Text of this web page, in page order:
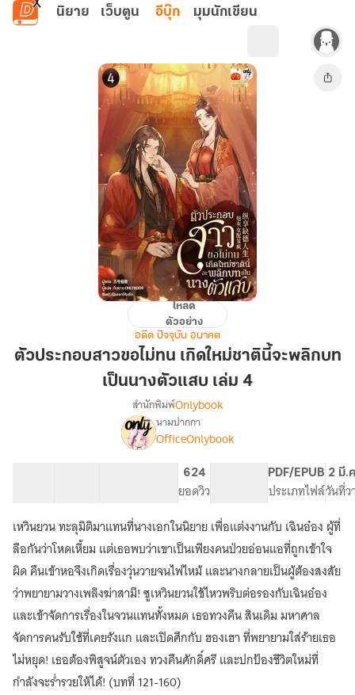
ข้ามไปยังเนื้อหาหลัก
นิยาย เว็บตูน อีบุ๊ก มุมนักเขียน
ตัวประกอบ
ขอ
ไม่
ทน
ใหม่
นี้
พลิก
บท
เป็น
นาง
ตัว
แสบ
เล่ม
4
โหลด
ตัวอย่าง
อดีต ปัจจุบัน อนาคต
ตัวประกอบสาวขอไม่ทน เกิดใหม่ชาตินี้จะพลิกบท
เป็นนางตัวแสบ เล่ม 4
เรื่อง[จบ]
ตัวประกอบ
สาว
ขอ
ไม่
ทน
เกิด
ใหม่
ชาติ
นี้
จะ
พลิก
บท
เป็น
นาง
ตัว
แสบ
สำนักพิมพ์Onlybook
นามปากกา
OfficeOnlybook
624
ยอดวิว
PDF/EPUB
ประเภทไฟล์
2 มี.
วันที่ว
เหวินยวน ทะลุมิติมาแทนที่นางเอกในนิยาย เพื่อแต่งงานกับ เฉินอ๋อง ผู้ที่
ลือกันว่าโหดเหี้ยม แต่เธอพบว่าเขาเป็นเพียงคนป่วยอ่อนแอที่ถูกเข้าใจ
ผิด คืนเข้าหอจึงเกิดเรื่องวุ่นวายจนไฟไหม้ และนางกลายเป็นผู้ต้องสงสัย
ว่าพยายามวางเพลิงฆ่าสามี! ซูเหวินยวนใช้ไหวพริบต่อรองกับเฉินอ๋อง
และเข้าจัดการเรื่องในจวนแทนทั้งหมด เธอทวงคืน สินเดิม มหาศาล
จัดการคนรับใช้ที่เคยรังแก และเปิดศึกกับ ฮองเฮา ที่พยายามใส่ร้ายเธอ
ไม่หยุด! เธอต้องพิสูจน์ตัวเอง ทวงคืนศักดิ์ศรี และปกป้องชีวิตใหม่ที่
กำลังจะร่ำรวยให้ได้! (บทที่ 121-160)